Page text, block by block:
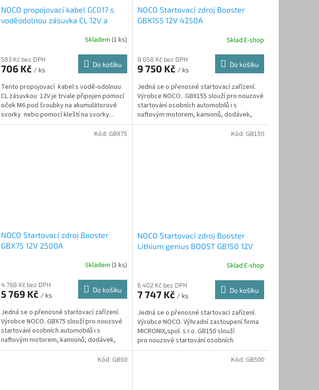
NOCO propojovací kabel GC017 s
voděodolnou zásuvka CL 12V a
Skladem (1 ks)
583 Kč bez DPH
706 Kč / ks
Do košíku
Tento propojovací kabel s vodě-odolnou
CL zásuvkou 12V je trvale připojen pomocí
oček M6 pod šroubky na akumulátorové
svorky nebo pomocí kleští na svorky...
NOCO Startovací zdroj Booster
GBX155 12V 4250A
Sklad E-shop
8 058 Kč bez DPH
9 750 Kč / ks
Do košíku
Jedná se o přenosné startovací zařízení.
Výrobce NOCO. GBX155 slouží pro nouzové
startování osobních automobilů i s
naftovým motorem, kamionů, dodávek,
lodí, motocyklů,...
NOCO Startovací zdroj Booster
GBX75 12V 2500A
Skladem (1 ks)
4 768 Kč bez DPH
5 769 Kč / ks
Do košíku
Jedná se o přenosné startovací zařízení.
Výrobce NOCO. GBX75 slouží pro nouzové
startování osobních automobilů i s
naftovým motorem, kamionů, dodávek,
lodí,...
Kód: GBX75
NOCO Startovací zdroj Booster
Lithium genius BOOST GB150 12V
Sklad E-shop
6 402 Kč bez DPH
7 747 Kč / ks
Do košíku
Jedná se o přenosné startovací zařízení.
Výrobce NOCO. Výhradní zastoupení firma
MICRONIX,spol. s r.o. GB150 slouží
pro nouzové startování osobních
automobilů, dodávek, malých...
Kód: GB150
Kód: GB50 Kód: GB500